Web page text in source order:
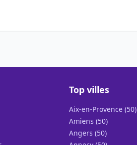
Top villes
Aix-en-Provence (50)
Amiens (50)
Angers (50)